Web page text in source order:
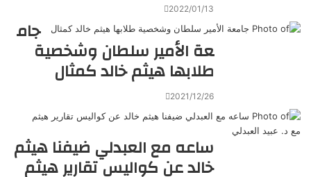
2022/01/13
جام
عة الأمير سلطان وشخصية
طلابها هيثم خالد كمثال
2021/12/26
ساعه مع العبدلي ضيفنا هيثم
خالد عن كواليس تقارير هيثم